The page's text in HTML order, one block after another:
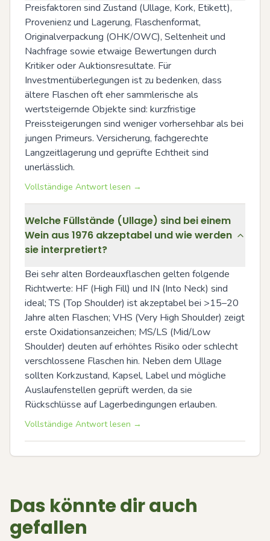
Preisfaktoren sind Zustand (Ullage, Kork, Etikett),
Provenienz und Lagerung, Flaschenformat,
Originalverpackung (OHK/OWC), Seltenheit und
Nachfrage sowie etwaige Bewertungen durch
Kritiker oder Auktionsresultate. Für
Investmentüberlegungen ist zu bedenken, dass
ältere Flaschen oft eher sammlerische als
wertsteigernde Objekte sind: kurzfristige
Preissteigerungen sind weniger vorhersehbar als bei
jungen Primeurs. Versicherung, fachgerechte
Langzeitlagerung und geprüfte Echtheit sind
unerlässlich.
Vollständige Antwort lesen →
Welche Füllstände (Ullage) sind bei einem
Wein aus 1976 akzeptabel und wie werden
sie interpretiert?
Bei sehr alten Bordeauxflaschen gelten folgende
Richtwerte: HF (High Fill) und IN (Into Neck) sind
ideal; TS (Top Shoulder) ist akzeptabel bei >15–20
Jahre alten Flaschen; VHS (Very High Shoulder) zeigt
erste Oxidationsanzeichen; MS/LS (Mid/Low
Shoulder) deuten auf erhöhtes Risiko oder schlecht
verschlossene Flaschen hin. Neben dem Ullage
sollten Korkzustand, Kapsel, Label und mögliche
Auslaufenstellen geprüft werden, da sie
Rückschlüsse auf Lagerbedingungen erlauben.
Vollständige Antwort lesen →
Das könnte dir auch
gefallen